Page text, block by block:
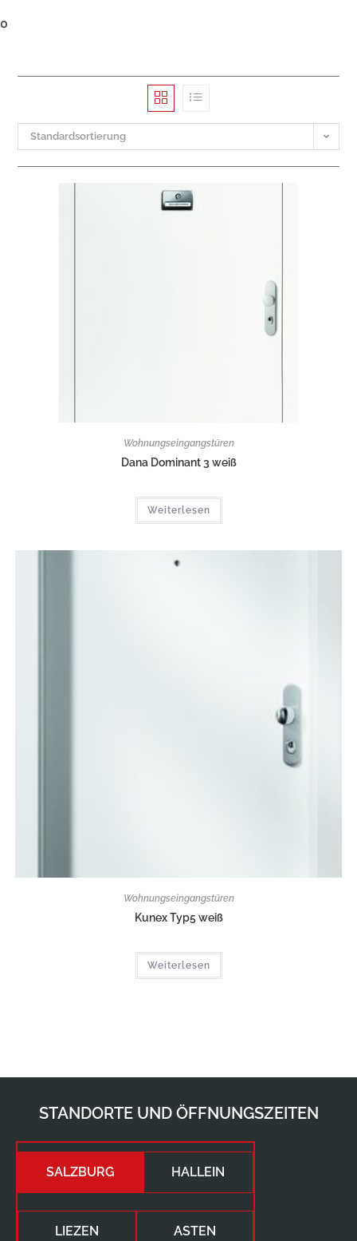
0
Standardsortierung
Wohnungseingangstüren
Dana Dominant 3 weiß
Weiterlesen
Wohnungseingangstüren
Kunex Typ5 weiß
Weiterlesen
STANDORTE UND ÖFFNUNGSZEITEN
SALZBURG HALLEIN
LIEZEN ASTEN